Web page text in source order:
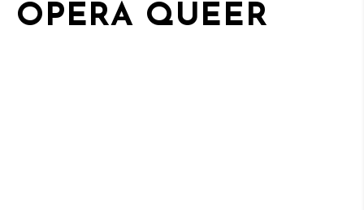
ÓPERA QUEER